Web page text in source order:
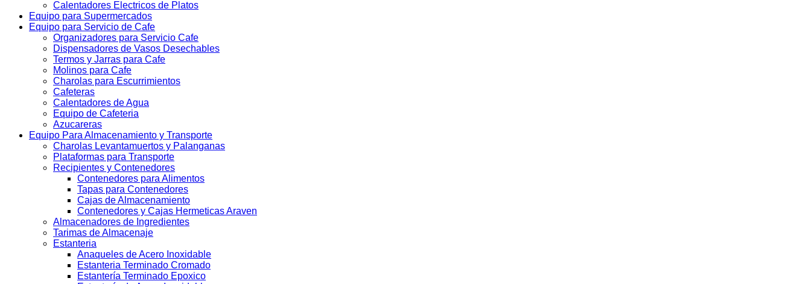
Calentadores Electricos de Platos
Equipo para Supermercados
Equipo para Servicio de Cafe
Organizadores para Servicio Cafe
Dispensadores de Vasos Desechables
Termos y Jarras para Cafe
Molinos para Cafe
Charolas para Escurrimientos
Cafeteras
Calentadores de Agua
Equipo de Cafeteria
Azucareras
Equipo Para Almacenamiento y Transporte
Charolas Levantamuertos y Palanganas
Plataformas para Transporte
Recipientes y Contenedores
Contenedores para Alimentos
Tapas para Contenedores
Cajas de Almacenamiento
Contenedores y Cajas Hermeticas Araven
Almacenadores de Ingredientes
Tarimas de Almacenaje
Estanteria
Anaqueles de Acero Inoxidable
Estanteria Terminado Cromado
Estantería Terminado Epoxico